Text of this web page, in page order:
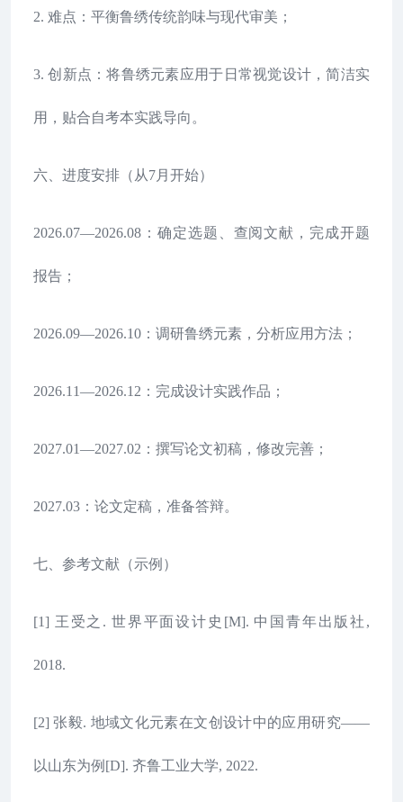
2. 难点：平衡鲁绣传统韵味与现代审美；
3. 创新点：将鲁绣元素应用于日常视觉设计，简洁实
用，贴合自考本实践导向。
六、进度安排（从7月开始）
2026.07—2026.08：确定选题、查阅文献，完成开题
报告；
2026.09—2026.10：调研鲁绣元素，分析应用方法；
2026.11—2026.12：完成设计实践作品；
2027.01—2027.02：撰写论文初稿，修改完善；
2027.03：论文定稿，准备答辩。
七、参考文献（示例）
[1] 王受之. 世界平面设计史[M]. 中国青年出版社,
2018.
[2] 张毅. 地域文化元素在文创设计中的应用研究——
以山东为例[D]. 齐鲁工业大学, 2022.